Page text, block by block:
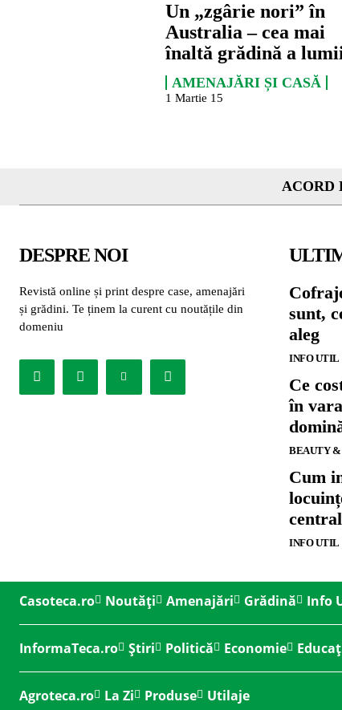
Un „zgârie nori” în
Australia – cea mai
înaltă grădină a
AMENAJĂRI ȘI CASĂ
1 Martie 15
ACORD
DESPRE NOI
Revistă online și print despre case, amenajări
și grădini. Te ținem la curent cu noutățile din
domeniu
sunt,
aleg
INFO UTIL
Ce
în
BEAUTY &
Cum
INFO UTIL
Casoteca.ro Noutăți Amenajări Grădină Info
InformaTeca.ro Știri Politică Economie
Agroteca.ro La Zi Produse Utilaje